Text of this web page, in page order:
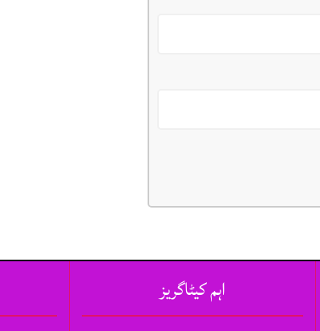
اہم کیٹاگریز